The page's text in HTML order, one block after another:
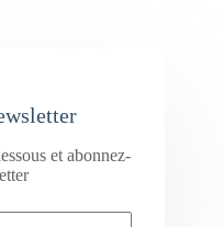
et abonnez-